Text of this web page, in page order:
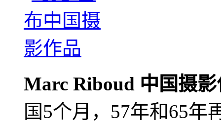
Marc Riboud 中国摄
国5个月，57年和65年